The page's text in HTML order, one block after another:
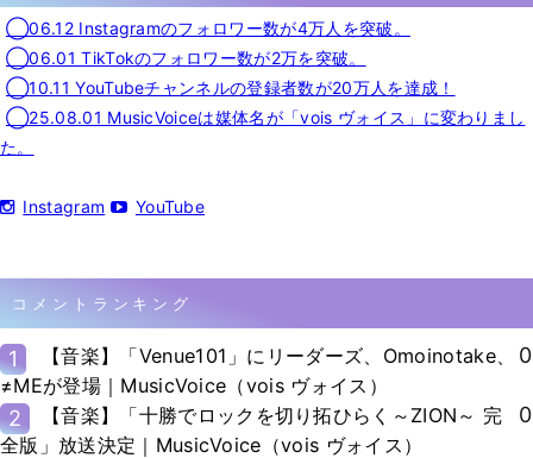
◯06.12 Instagramのフォロワー数が4万人を突破。
◯06.01 TikTokのフォロワー数が2万を突破。
◯10.11 YouTubeチャンネルの登録者数が20万人を達成！
◯25.08.01 MusicVoiceは媒体名が「vois ヴォイス」に変わりまし
た。
Instagram YouTube
コメントランキング
1
【音楽】「Venue101」にリーダーズ、Omoinotake、
≠MEが登場｜MusicVoice（vois ヴォイス）
0
2
【音楽】「十勝でロックを切り拓ひらく～ZION～ 完
全版」放送決定｜MusicVoice（vois ヴォイス）
0